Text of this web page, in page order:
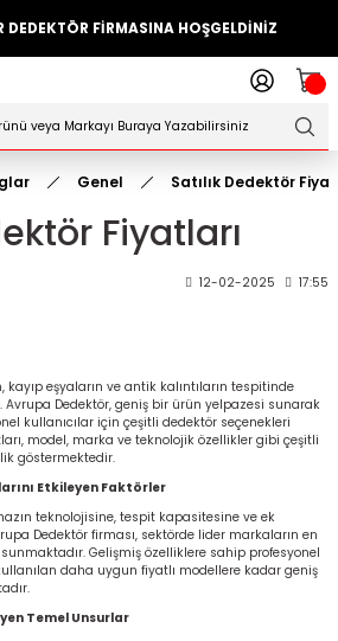
DEDEKTÖR FİRMASINA HOŞGELDİNİZ
Dön
Genel Satılık Dedektör
Fiyatları
12-02-2025 17:55
eşyaların ve antik kalıntıların tespitinde
Avrupa Dedektör, geniş bir ürün yelpazesi sunarak
kullanıcılar için çeşitli dedektör seçenekleri
model, marka ve teknolojik özellikler gibi çeşitli
göstermektedir.
Etkileyen Faktörler
teknolojisine, tespit kapasitesine ve ek
Dedektör firması, sektörde lider markaların en
Gelişmiş özelliklere sahip profesyonel
daha uygun fiyatlı modellere kadar geniş
Temel Unsurlar